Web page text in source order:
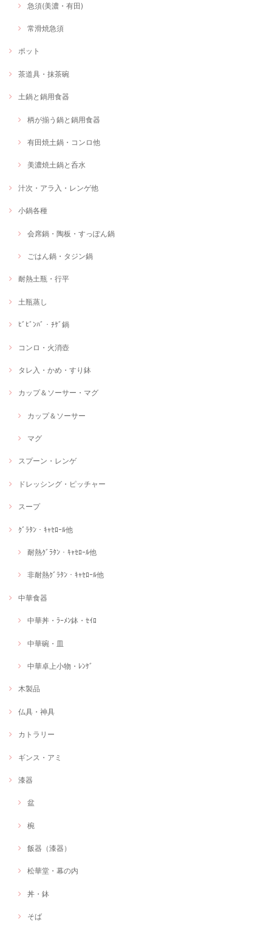
急須(美濃・有田)
常滑焼急須
ポット
茶道具・抹茶碗
土鍋と鍋用食器
柄が揃う鍋と鍋用食器
有田焼土鍋・コンロ他
美濃焼土鍋と呑水
汁次・アラ入・レンゲ他
小鍋各種
会席鍋・陶板・すっぽん鍋
ごはん鍋・タジン鍋
耐熱土瓶・行平
土瓶蒸し
ﾋﾞﾋﾞﾝﾊﾞ・ﾁｹﾞ鍋
コンロ・火消壺
タレ入・かめ・すり鉢
カップ＆ソーサー・マグ
カップ＆ソーサー
マグ
スプーン・レンゲ
ドレッシング・ピッチャー
スープ
ｸﾞﾗﾀﾝ・ｷｬｾﾛｰﾙ他
耐熱ｸﾞﾗﾀﾝ・ｷｬｾﾛｰﾙ他
非耐熱ｸﾞﾗﾀﾝ・ｷｬｾﾛｰﾙ他
中華食器
中華丼・ﾗｰﾒﾝ鉢・ｾｲﾛ
中華碗・皿
中華卓上小物・ﾚﾝｹﾞ
木製品
仏具・神具
カトラリー
ギンス・アミ
漆器
盆
椀
飯器（漆器）
松華堂・幕の内
丼・鉢
そば